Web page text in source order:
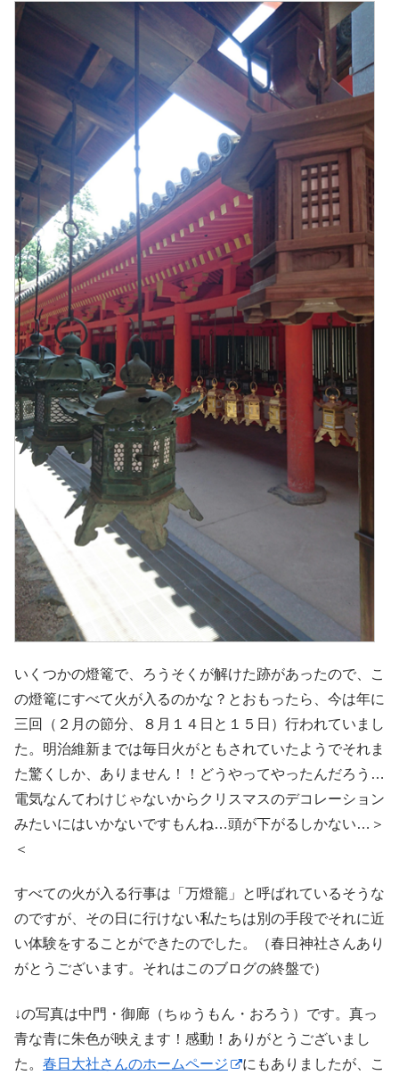
いくつかの燈篭で、ろうそくが解けた跡があったので、こ
の燈篭にすべて火が入るのかな？とおもったら、今は年に
三回（２月の節分、８月１４日と１５日）行われていまし
た。明治維新までは毎日火がともされていたようでそれま
た驚くしか、ありません！！どうやってやったんだろう…
電気なんてわけじゃないからクリスマスのデコレーション
みたいにはいかないですもんね…頭が下がるしかない…＞
＜
すべての火が入る行事は「万燈籠」と呼ばれているそうな
のですが、その日に行けない私たちは別の手段でそれに近
い体験をすることができたのでした。（春日神社さんあり
がとうございます。それはこのブログの終盤で）
↓の写真は中門・御廊（ちゅうもん・おろう）です。真っ
青な青に朱色が映えます！感動！ありがとうございまし
た。 春日大社さんのホームページ にもありましたが、こ